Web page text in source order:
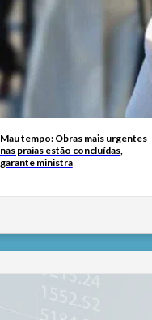
Mau tempo: Obras mais urgentes
nas praias estão concluídas,
garante ministra